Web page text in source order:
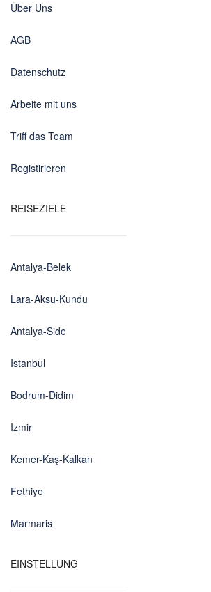
Über Uns
AGB
Datenschutz
Arbeite mit uns
Triff das Team
Registirieren
REISEZIELE
Antalya-Belek
Lara-Aksu-Kundu
Antalya-Side
Istanbul
Bodrum-Didim
Izmir
Kemer-Kaş-Kalkan
Fethiye
Marmaris
EINSTELLUNG